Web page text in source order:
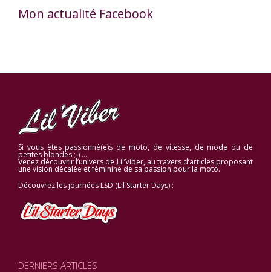
Mon actualité Facebook
Si vous êtes passionné(e)s de moto, de vitesse, de mode ou de
petites blondes ;-) …
Venez découvrir l’univers de Lil’Viber, au travers d’articles proposant
une vision décalée et féminine de sa passion pour la moto.
Découvrez les journées LSD (Lil Starter Days) :
DERNIERS ARTICLES